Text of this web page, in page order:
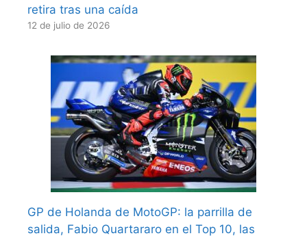
retira tras una caída
12 de julio de 2026
GP de Holanda de MotoGP: la parrilla de
salida, Fabio Quartararo en el Top 10, las